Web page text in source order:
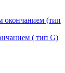
окончанием (тип
( тип G)